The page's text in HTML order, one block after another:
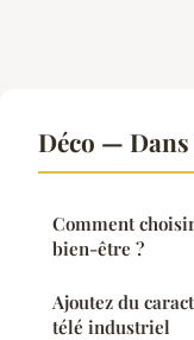
Déco —
Comment
bien-être ?
Ajoutez du
télé industriel